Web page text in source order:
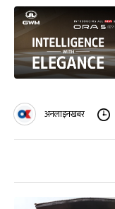
अनलाइनखबर